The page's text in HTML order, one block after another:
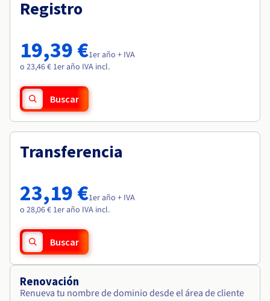
Precios
Roadmap & Changelog
Observabilidad
Roadmap y Changelog
Roadmap & Changelog
Roadmap & Changelog
Roadmap & Changelog
Registro
19,39 €1er año + IVA
o 23,46 € 1er año IVA incl.
Buscar
Transferencia
23,19 €1er año + IVA
o 28,06 € 1er año IVA incl.
Buscar
Renovación
Renueva tu nombre de dominio desde el área de cliente